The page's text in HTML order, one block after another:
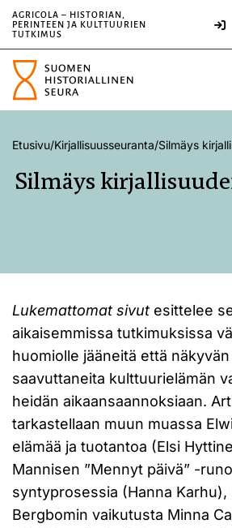
AGRICOLA – HISTORIAN,
PERINTEEN JA KULTTUURIEN
TUTKIMUS
Etusivu/Kirjallisuusseuranta/Silmäys
Silmäys
Lukemattomat sivut esittelee
aikaisemmissa tutkimuksissa
huomiolle jääneitä että
saavuttaneita kulttuurielämän
heidän aikaansaannoksiaan.
tarkastellaan muun muassa
elämää ja tuotantoa (Elsi
Mannisen ”Mennyt päivä” -
syntyprosessia (Hanna Karhu),
Bergbomin vaikutusta Minna